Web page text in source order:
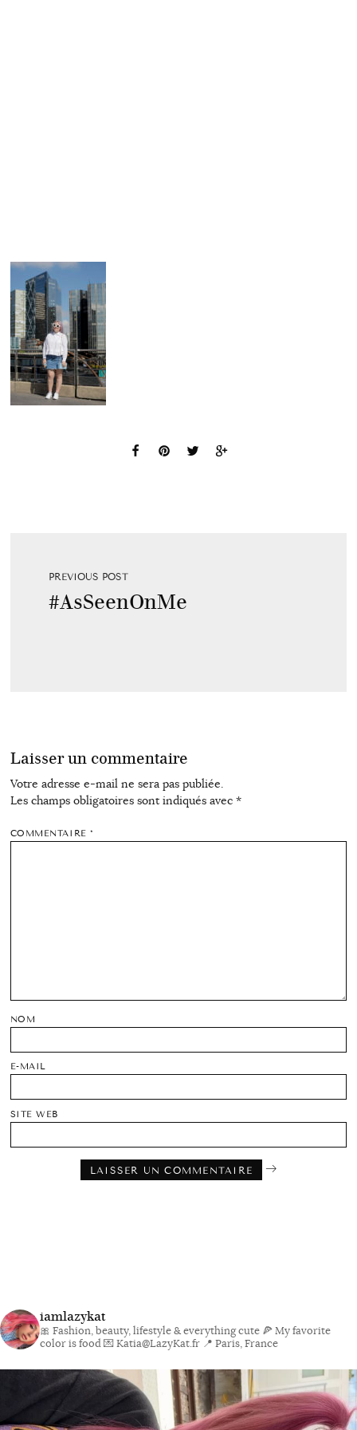
PREVIOUS POST
#AsSeenOnMe
Laisser un commentaire
Votre adresse e-mail ne sera pas publiée.
Les champs obligatoires sont indiqués avec *
COMMENTAIRE*
NOM
E-MAIL
SITE WEB
iamlazykat
🎀 Fashion, beauty, lifestyle & everything cute 🍕 My favorite
color is food💌 Katia@LazyKat.fr 📍 Paris, France